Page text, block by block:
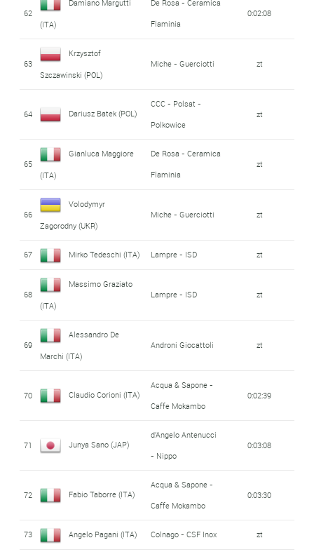
62
Damiano Margutti
(ITA)
De Rosa - Ceramica
Flaminia
0:02:08
63
Krzysztof
Szczawinski (POL)
Miche - Guerciotti zt
64 Dariusz Batek (POL)
CCC - Polsat -
Polkowice
zt
65
Gianluca Maggiore
(ITA)
De Rosa - Ceramica
Flaminia
zt
66
Volodymyr
Zagorodny (UKR)
Miche - Guerciotti zt
67 Mirko Tedeschi (ITA) Lampre - ISD zt
68
Massimo Graziato
(ITA)
Lampre - ISD zt
69
Alessandro De
Marchi (ITA)
Androni Giocattoli zt
70 Claudio Corioni (ITA)
Acqua & Sapone -
Caffe Mokambo
0:02:39
71 Junya Sano (JAP)
d'Angelo Antenucci
- Nippo
0:03:08
72 Fabio Taborre (ITA)
Acqua & Sapone -
Caffe Mokambo
0:03:30
73 Angelo Pagani (ITA) Colnago - CSF Inox zt